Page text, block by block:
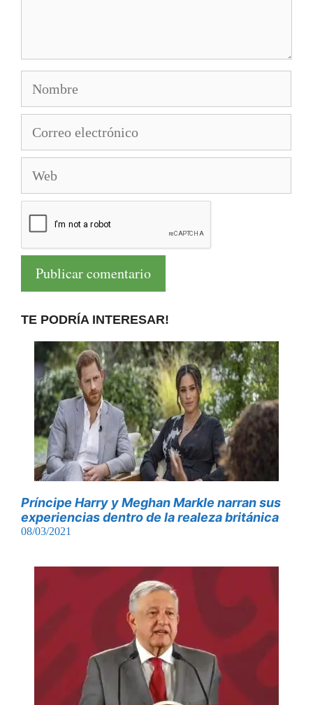
electrónico
TE PODRÍA INTERESAR!
Príncipe Harry y Meghan Markle narran sus
experiencias dentro de la realeza británica
08/03/2021